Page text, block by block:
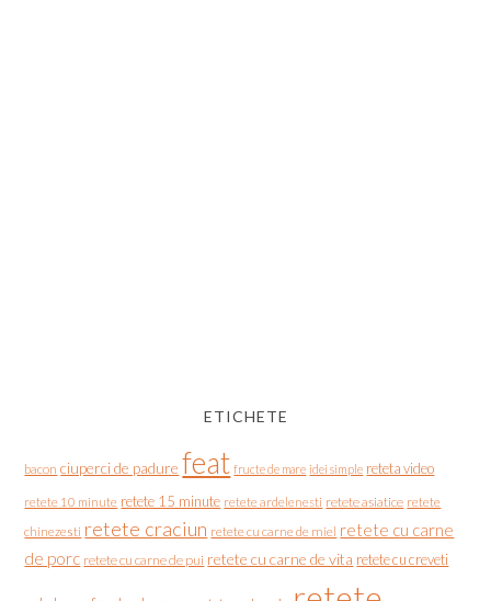
ETICHETE
bacon ciuperci de padure feat fructe de mare idei simple reteta video
retete 10 minute retete 15 minute retete ardelenesti retete asiatice retete
chinezesti retete craciun retete cu carne de miel retete cu carne
de porc retete cu carne de pui retete cu carne de vita retete cu creveti